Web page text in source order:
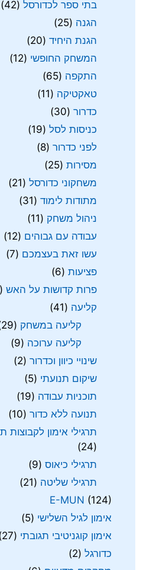
בתי ספר לכדורסל (42)
הגנה (25)
הגנת היחיד (20)
המשחק החופשי (12)
התקפה (65)
טאקטיקה (11)
כדרור (30)
כניסות לסל (19)
לפני כדרור (8)
מסירות (25)
משחקוני כדורסל (21)
מתודות לימוד (31)
ניהול משחק (11)
עבודה עם גבוהים (12)
עשו זאת בעצמכם (7)
פציעות (6)
פרות קדושות על האש
קליעה (41)
קליעה במשחק (29)
קליעה ערוכה (9)
שינויי כיוון וכדרור (2)
שיקום תנועתי (5)
תוכניות עבודה (19)
תנועה ללא כדור (10)
תרגילי אימון לקבוצות
(24)
תרגילי כיאוס (9)
תרגילי שליטה (21)
E-MUN (124)
אימון לגיל השלישי (5)
אימון קוגניטיבי תגובתי (27)
כדורגל (2)